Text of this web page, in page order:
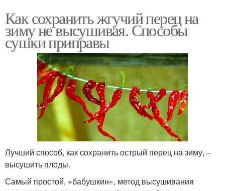
Как сохранить жгучий перец на
зиму не высушивая. Способы
сушки приправы
Лучший способ, как сохранить острый перец на зиму, –
высушить плоды.
Самый простой, «бабушкин», метод высушивания